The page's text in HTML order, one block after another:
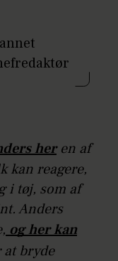
heren af
kan reagere,
i tøj, som af
Anders
og her kan
at bryde